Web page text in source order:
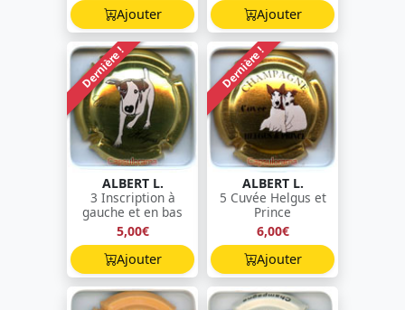
Ajouter
Ajouter
Dernière !
ALBERT L.
3 Inscription à
gauche et en bas
5,00€
Ajouter
Dernière !
ALBERT L.
5 Cuvée Helgus et
Prince
6,00€
Ajouter